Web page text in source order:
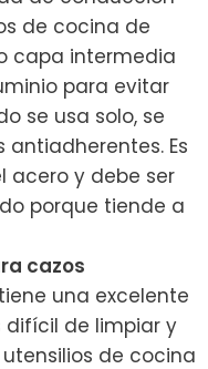
de cocina de
capa intermedia
para evitar
se usa solo, se
Es
acero y debe ser
porque tiende a
cazos
una excelente
difícil de limpiar y
de cocina